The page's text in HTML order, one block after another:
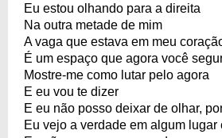
Eu estou olhando para a direita
Na outra metade de mim
A vaga que estava em meu
É um espaço que agora você
Mostre-me como lutar pelo agora
E eu vou te dizer
E eu não posso deixar de olhar,
Eu vejo a verdade em algum lugar